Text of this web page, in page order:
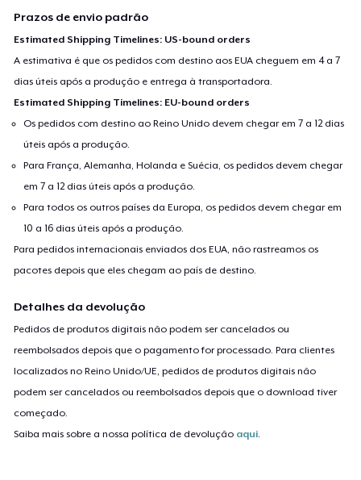
Prazos de envio padrão
Estimated Shipping Timelines: US-bound orders
A estimativa é que os pedidos com destino aos EUA cheguem em 4 a 7
dias úteis após a produção e entrega à transportadora.
Estimated Shipping Timelines: EU-bound orders
Os pedidos com destino ao Reino Unido devem chegar em 7 a 12 dias
úteis após a produção.
Para França, Alemanha, Holanda e Suécia, os pedidos devem chegar
em 7 a 12 dias úteis após a produção.
Para todos os outros países da Europa, os pedidos devem chegar em
10 a 16 dias úteis após a produção.
Para pedidos internacionais enviados dos EUA, não rastreamos os
pacotes depois que eles chegam ao país de destino.
Detalhes da devolução
Pedidos de produtos digitais não podem ser cancelados ou
reembolsados depois que o pagamento for processado. Para clientes
localizados no Reino Unido/UE, pedidos de produtos digitais não
podem ser cancelados ou reembolsados depois que o download tiver
começado.
Saiba mais sobre a nossa política de devolução aqui.